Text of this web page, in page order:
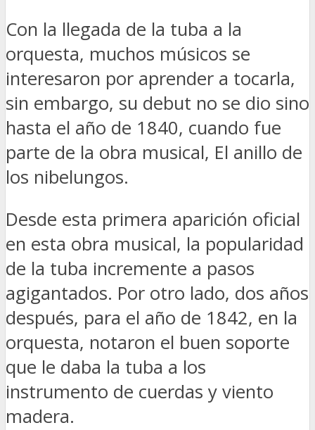
Con la llegada de la tuba a la
orquesta, muchos músicos se
interesaron por aprender a tocarla,
sin embargo, su debut no se dio sino
hasta el año de 1840, cuando fue
parte de la obra musical, El anillo de
los nibelungos.
Desde esta primera aparición oficial
en esta obra musical, la popularidad
de la tuba incremente a pasos
agigantados. Por otro lado, dos años
después, para el año de 1842, en la
orquesta, notaron el buen soporte
que le daba la tuba a los
instrumento de cuerdas y viento
madera.